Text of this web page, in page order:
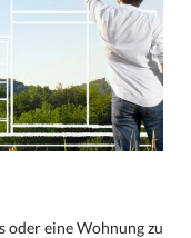
oder eine Wohnung zu